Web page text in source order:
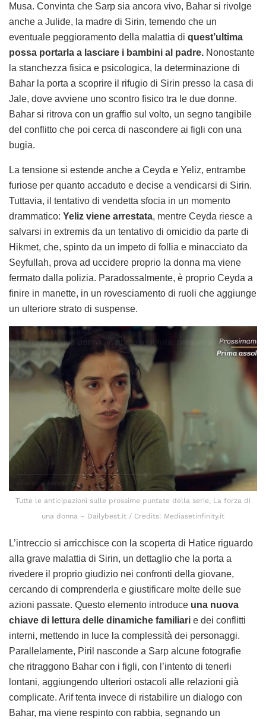
Musa. Convinta che Sarp sia ancora vivo, Bahar si rivolge
anche a Julide, la madre di Sirin, temendo che un
eventuale peggioramento della malattia di quest’ultima
possa portarla a lasciare i bambini al padre. Nonostante
la stanchezza fisica e psicologica, la determinazione di
Bahar la porta a scoprire il rifugio di Sirin presso la casa di
Jale, dove avviene uno scontro fisico tra le due donne.
Bahar si ritrova con un graffio sul volto, un segno tangibile
del conflitto che poi cerca di nascondere ai figli con una
bugia.
La tensione si estende anche a Ceyda e Yeliz, entrambe
furiose per quanto accaduto e decise a vendicarsi di Sirin.
Tuttavia, il tentativo di vendetta sfocia in un momento
drammatico: Yeliz viene arrestata, mentre Ceyda riesce a
salvarsi in extremis da un tentativo di omicidio da parte di
Hikmet, che, spinto da un impeto di follia e minacciato da
Seyfullah, prova ad uccidere proprio la donna ma viene
fermato dalla polizia. Paradossalmente, è proprio Ceyda a
finire in manette, in un rovesciamento di ruoli che aggiunge
un ulteriore strato di suspense.
Tutte le anticipazioni sulle prossime puntate della serie, La forza di
una donna – Dailybest.it / Credits: Mediasetinfinity.it
L’intreccio si arricchisce con la scoperta di Hatice riguardo
alla grave malattia di Sirin, un dettaglio che la porta a
rivedere il proprio giudizio nei confronti della giovane,
cercando di comprenderla e giustificare molte delle sue
azioni passate. Questo elemento introduce una nuova
chiave di lettura delle dinamiche familiari e dei conflitti
interni, mettendo in luce la complessità dei personaggi.
Parallelamente, Piril nasconde a Sarp alcune fotografie
che ritraggono Bahar con i figli, con l’intento di tenerli
lontani, aggiungendo ulteriori ostacoli alle relazioni già
complicate. Arif tenta invece di ristabilire un dialogo con
Bahar, ma viene respinto con rabbia, segnando un